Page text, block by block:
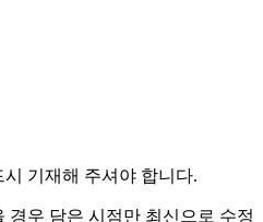
기재해 주셔야 합니다.
경우 담은 시점만 최신으로 수정